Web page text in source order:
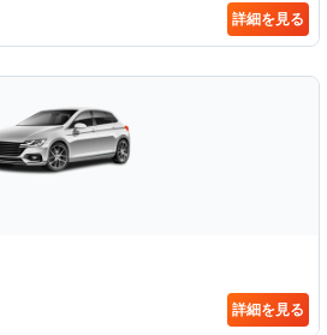
詳細を見る
詳細を見る